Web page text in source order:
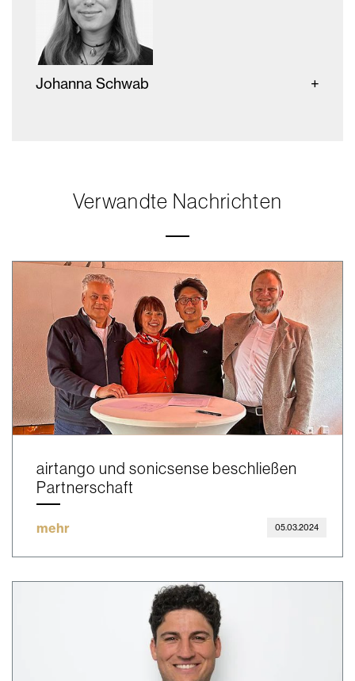
Johanna Schwab
Verwandte Nachrichten
airtango und sonicsense beschließen
Partnerschaft
mehr 05.03.2024